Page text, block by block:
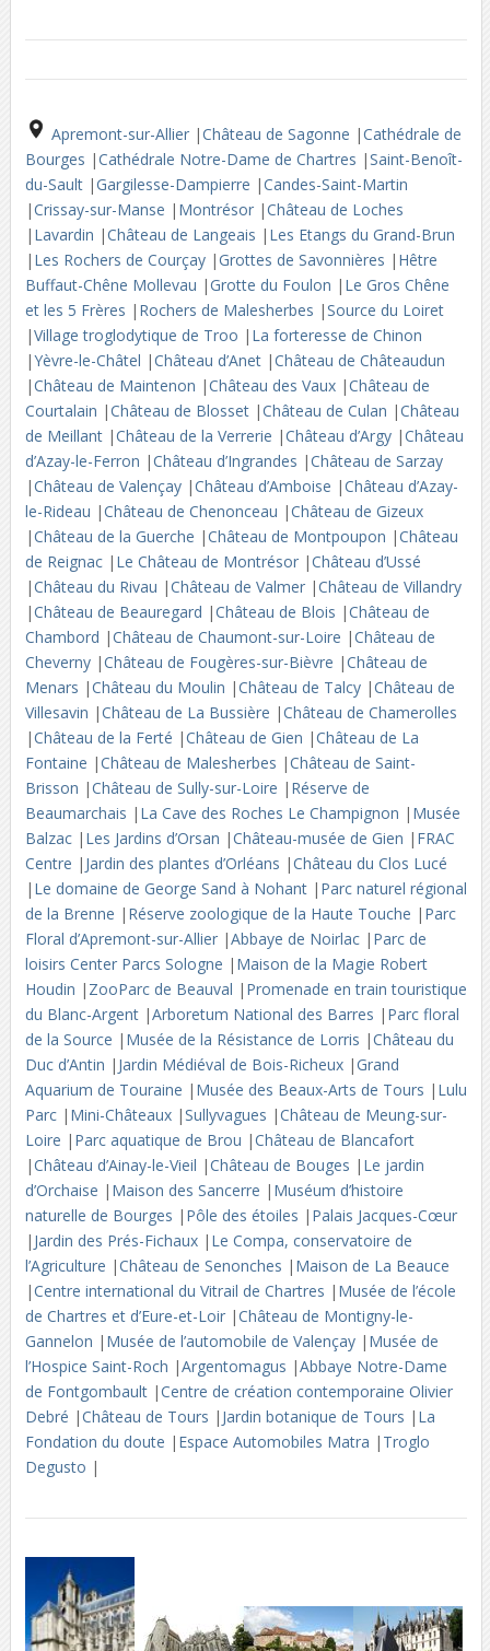
Apremont-sur-Allier |Château de Sagonne |Cathédrale de
Bourges |Cathédrale Notre-Dame de Chartres |Saint-Benoît-
du-Sault |Gargilesse-Dampierre |Candes-Saint-Martin
|Crissay-sur-Manse | Montrésor |Château de Loches
| Lavardin |Château de Langeais | Les Etangs du Grand-Brun
| Les Rochers de Courçay |Grottes de Savonnières | Hêtre
Buffaut-Chêne Mollevau |Grotte du Foulon | Le Gros Chêne
et les 5 Frères | Rochers de Malesherbes |Source du Loiret
|Village troglodytique de Troo | La forteresse de Chinon
|Yèvre-le-Châtel |Château d’Anet |Château de Châteaudun
|Château de Maintenon |Château des Vaux |Château de
Courtalain |Château de Blosset |Château de Culan |Château
de Meillant |Château de la Verrerie |Château d’Argy |Château
d’Azay-le-Ferron |Château d’Ingrandes |Château de Sarzay
|Château de Valençay |Château d’Amboise |Château d’Azay-
le-Rideau |Château de Chenonceau |Château de Gizeux
|Château de la Guerche |Château de Montpoupon |Château
de Reignac | Le Château de Montrésor |Château d’Ussé
|Château du Rivau |Château de Valmer |Château de Villandry
|Château de Beauregard |Château de Blois |Château de
Chambord |Château de Chaumont-sur-Loire |Château de
Cheverny |Château de Fougères-sur-Bièvre |Château de
Menars |Château du Moulin |Château de Talcy |Château de
Villesavin |Château de La Bussière |Château de Chamerolles
|Château de la Ferté |Château de Gien |Château de La
Fontaine |Château de Malesherbes |Château de Saint-
Brisson |Château de Sully-sur-Loire | Réserve de
Beaumarchais | La Cave des Roches Le Champignon | Musée
Balzac | Les Jardins d’Orsan |Château-musée de Gien | FRAC
Centre | Jardin des plantes d’Orléans |Château du Clos Lucé
| Le domaine de George Sand à Nohant | Parc naturel régional
de la Brenne | Réserve zoologique de la Haute Touche | Parc
Floral d’Apremont-sur-Allier |Abbaye de Noirlac | Parc de
loisirs Center Parcs Sologne | Maison de la Magie Robert
Houdin | ZooParc de Beauval | Promenade en train touristique
du Blanc-Argent |Arboretum National des Barres | Parc floral
de la Source | Musée de la Résistance de Lorris |Château du
Duc d’Antin | Jardin Médiéval de Bois-Richeux |Grand
Aquarium de Touraine | Musée des Beaux-Arts de Tours | Lulu
Parc | Mini-Châteaux |Sullyvagues |Château de Meung-sur-
Loire | Parc aquatique de Brou |Château de Blancafort
|Château d’Ainay-le-Vieil |Château de Bouges | Le jardin
d’Orchaise | Maison des Sancerre | Muséum d’histoire
naturelle de Bourges | Pôle des étoiles | Palais Jacques-Cœur
| Jardin des Prés-Fichaux | Le Compa, conservatoire de
l’Agriculture |Château de Senonches | Maison de La Beauce
|Centre international du Vitrail de Chartres | Musée de l’école
de Chartres et d’Eure-et-Loir |Château de Montigny-le-
Gannelon | Musée de l’automobile de Valençay | Musée de
l’Hospice Saint-Roch |Argentomagus |Abbaye Notre-Dame
de Fontgombault |Centre de création contemporaine Olivier
Debré |Château de Tours | Jardin botanique de Tours | La
Fondation du doute | Espace Automobiles Matra | Troglo
Degusto |